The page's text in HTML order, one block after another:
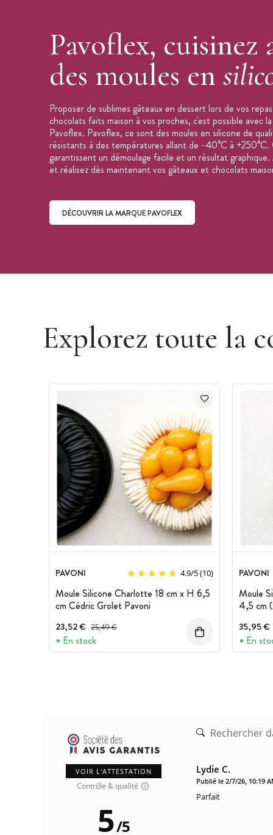
Pavoflex, cuisinez
des moules en
Proposer de sublimes gâteaux en dessert lors de vos
chocolats faits maison à vos proches, c'est possible avec
Pavoflex. Pavoflex, ce sont des moules en silicone de
résistants à des températures allant de -40°C à +250°C.
garantissent un démoulage facile et un résultat
et réalisez dès maintenant vos gâteaux et chocolats
DÉCOUVRIR LA MARQUE PAVOFLEX
Explorez toute la
PAVONI 4.9/5(10)
Moule Silicone Charlotte 18 cm x H 6,5
cm Cédric Grolet Pavoni
23,52 € Prix avant réduction :
25,49 €
En stock
PAVONI
Moule
4,5 cm
35,95 €
En
VOIR L'ATTESTATION
Contrôle & qualité
5/5
Lydie C.
Publié le 2/7/26, 10:19
Parfait